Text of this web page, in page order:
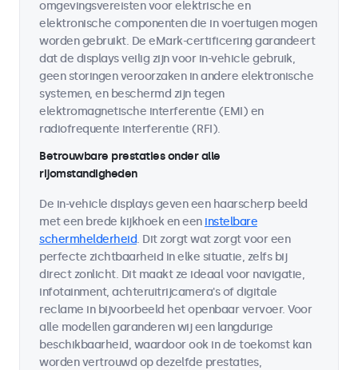
omgevingsvereisten voor elektrische en
elektronische componenten die in voertuigen mogen
worden gebruikt. De eMark-certificering garandeert
dat de displays veilig zijn voor in-vehicle gebruik,
geen storingen veroorzaken in andere elektronische
systemen, en beschermd zijn tegen
elektromagnetische interferentie (EMI) en
radiofrequente interferentie (RFI).
Betrouwbare prestaties onder alle
rijomstandigheden
De in-vehicle displays geven een haarscherp beeld
met een brede kijkhoek en een instelbare
schermhelderheid. Dit zorgt wat zorgt voor een
perfecte zichtbaarheid in elke situatie, zelfs bij
direct zonlicht. Dit maakt ze ideaal voor navigatie,
infotainment, achteruitrijcamera's of digitale
reclame in bijvoorbeeld het openbaar vervoer. Voor
alle modellen garanderen wij een langdurige
beschikbaarheid, waardoor ook in de toekomst kan
worden vertrouwd op dezelfde prestaties,